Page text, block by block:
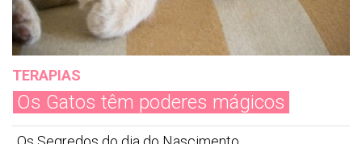
TERAPIAS
Os Gatos têm poderes mágicos